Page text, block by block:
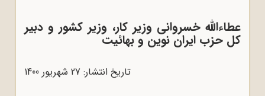
عطاءالله خسروانی وزیر کار، وزیر کشور و دبیر
کل حزب ایران نوین و بهائیت
تاریخ انتشار: 27 شهريور 1400